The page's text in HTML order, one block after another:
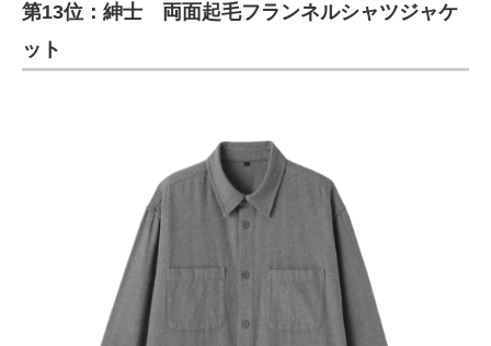
第13位：紳士 両面起毛フランネルシャツジャケ
ット